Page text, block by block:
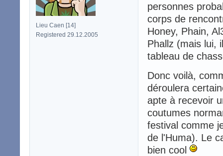
Lieu Caen [14]
Registered 29.12.2005
personnes
corps de
Honey, Phain,
Phallz (mais lui,
tableau de
Donc voilà,
déroulera
apte à recevoir
coutumes
festival comme
de l'Huma). Le
bien cool